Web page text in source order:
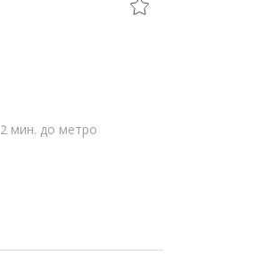
2 мин. до метро